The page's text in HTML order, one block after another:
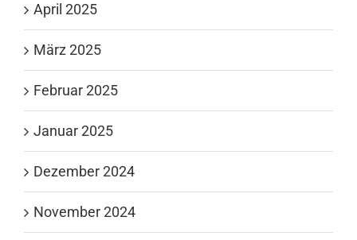
April 2025
März 2025
Februar 2025
Januar 2025
Dezember 2024
November 2024